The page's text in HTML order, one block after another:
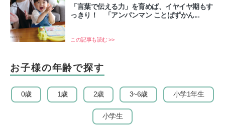
「言葉で伝える力」を育めば、イヤイヤ期もす
っきり！ 「アンパンマン ことばずかん...
この記事も読む >>
お子様の年齢で探す
0歳 1歳 2歳 3~6歳 小学1年生
小学生